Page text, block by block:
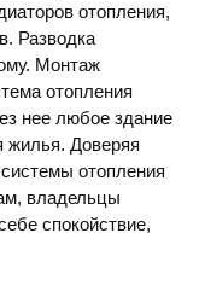
отопления,
Разводка
Монтаж
отопления
нее любое здание
жилья. Доверяя
отопления
владельцы
спокойствие,